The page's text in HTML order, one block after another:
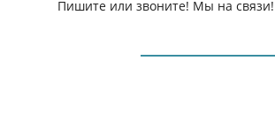
Пишите или звоните! Мы на связи!